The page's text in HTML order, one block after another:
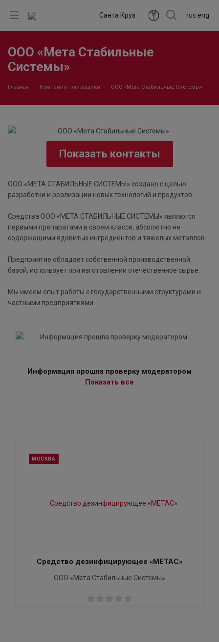
rus eng
Санта Круз
ООО «Мета Стабильные
Системы»
Главная Компании поставщики ООО «Мета Стабильные Системы»
Показать контакты
ООО «МЕТА СТАБИЛЬНЫЕ СИСТЕМЫ» создано с целью
разработки и реализации новых технологий и продуктов.
Средства ООО «МЕТА СТАБИЛЬНЫЕ СИСТЕМЫ» являются
первыми препаратами в своем классе, абсолютно не
содержащими ядовитых ингредиентов и тяжелых металлов.
Предприятие обладает собственной производственной
базой, использует при изготовлении отечественное сырье.
Мы имеем опыт работы с государственными структурами и
частными предприятиями.
Информация прошла проверку модератором
Показать все
МОСКВА
Средство дезинфицирующее «МЕТАС»
ООО «Мета Стабильные Системы»